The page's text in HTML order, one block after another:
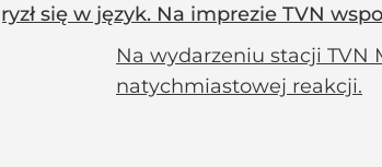
się w język. Na imprezie TVN
Na wydarzeniu stacji TVN
natychmiastowej reakcji.